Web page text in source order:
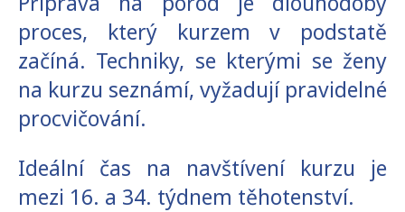
proces, který kurzem v podstatě
začíná. Techniky, se kterými se ženy
na kurzu seznámí, vyžadují pravidelné
procvičování.
Ideální čas na navštívení kurzu je
mezi 16. a 34. týdnem těhotenství.